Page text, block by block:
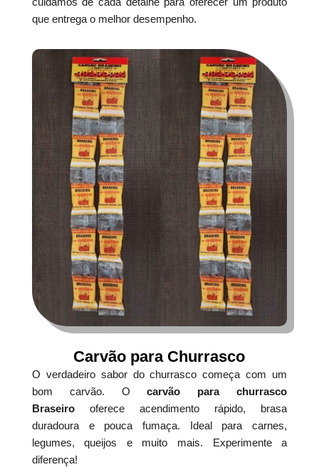
que entrega o melhor desempenho.
Carvão para Churrasco
O verdadeiro sabor do churrasco começa com um
bom carvão. Ocarvão para churrasco
Braseirooferece acendimento rápido, brasa
duradoura e pouca fumaça. Ideal para carnes,
legumes, queijos e muito mais. Experimente a
diferença!